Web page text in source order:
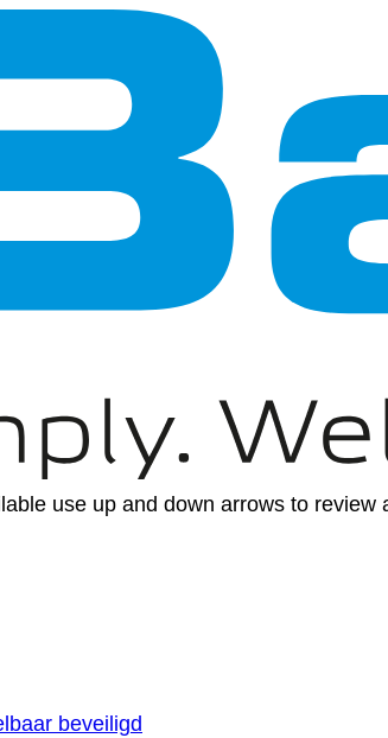
use up and down arrows to
beveiligd